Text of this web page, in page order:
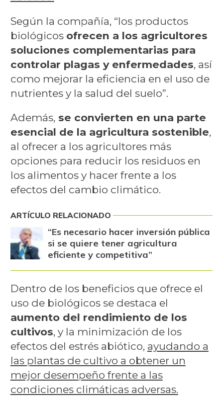
Según la compañía, “los productos
biológicos ofrecen a los agricultores
soluciones complementarias para
controlar plagas y enfermedades, así
como mejorar la eficiencia en el uso de
nutrientes y la salud del suelo”.
Además, se convierten en una parte
esencial de la agricultura sostenible,
al ofrecer a los agricultores más
opciones para reducir los residuos en
los alimentos y hacer frente a los
efectos del cambio climático.
ARTÍCULO RELACIONADO
“Es necesario hacer inversión pública
si se quiere tener agricultura
eficiente y competitiva”
Dentro de los beneficios que ofrece el
uso de biológicos se destaca el
aumento del rendimiento de los
cultivos, y la minimización de los
efectos del estrés abiótico, ayudando a
las plantas de cultivo a obtener un
mejor desempeño frente a las
condiciones climáticas adversas.